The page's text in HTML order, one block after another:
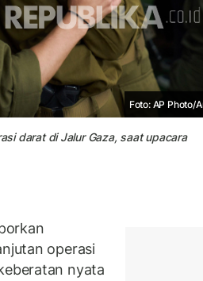
Foto: AP Photo/
darat di Jalur Gaza, saat upacara
operasi
nyata